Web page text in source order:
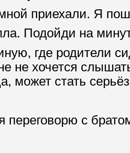
приехали. Я
Подойди на
где родители
не хочется
может стать
переговорю с